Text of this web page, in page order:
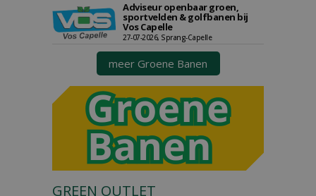
Adviseur openbaar groen,
sportvelden & golfbanen bij
Vos Capelle
27-07-2026, Sprang-Capelle
meer Groene Banen
GREEN OUTLET